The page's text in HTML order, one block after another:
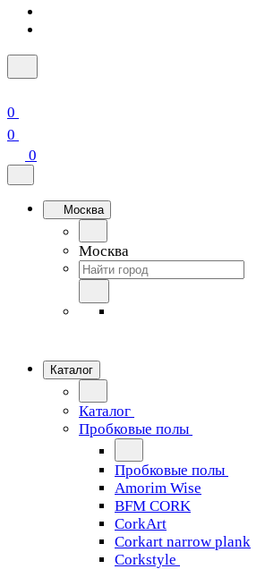
0
0
0
Москва
Москва
Каталог
Каталог
Пробковые полы
Пробковые полы
Amorim Wise
BFM CORK
CorkArt
Corkart narrow plank
Corkstyle